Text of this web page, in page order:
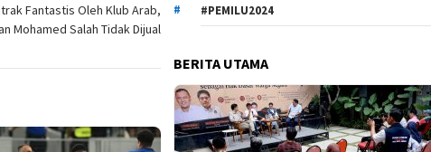
Fantastis Oleh Klub Arab,
Mohamed Salah Tidak Dijual
#PEMILU2024
BERITA UTAMA